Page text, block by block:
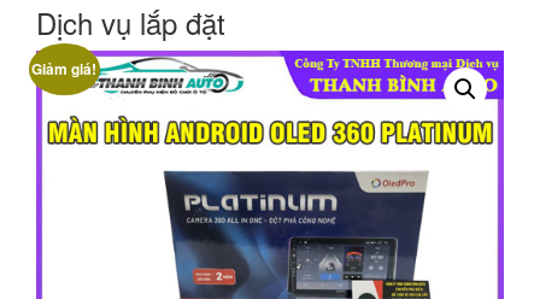
Dịch vụ lắp đặt
Giảm giá!